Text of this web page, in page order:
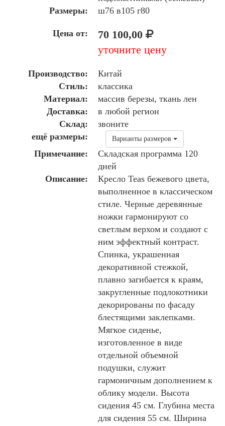
Размеры:
ш76 в105 г80
Цена от:
70 100,00
уточните цену
Производство:
Китай
Стиль:
классика
Материал:
массив березы, ткань лен
Доставка:
в любой регион
Склад:
звоните
ещё размеры:
Варианты размеров
Примечание:
Складская программа 120
дней
Описание:
Кресло Teas бежевого цвета,
выполненное в классическом
стиле. Черные деревянные
ножки гармонируют со
светлым верхом и создают с
ним эффектный контраст.
Спинка, украшенная
декоративной стежкой,
плавно загибается к краям,
закругленные подлокотники
декорированы по фасаду
блестящими заклепками.
Мягкое сиденье,
изготовленное в виде
отдельной объемной
подушки, служит
гармоничным дополнением к
облику модели. Высота
сидения 45 см. Глубина места
для сидения 55 см. Ширина